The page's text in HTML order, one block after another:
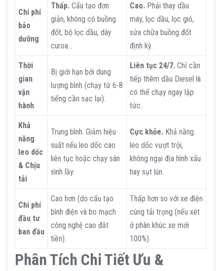
Chi phí
bảo
dưỡng
Thấp. Cấu tạo đơn
giản, không có buồng
đốt, bộ lọc dầu, dây
curoa...
Cao. Phải thay dầu
máy, lọc dầu, lọc gió,
sửa chữa buồng đốt
định kỳ.
Thời
gian
vận
hành
Bị giới hạn bởi dung
lượng bình (chạy từ 6-8
tiếng cần sạc lại).
Liên tục 24/7. Chỉ cần
tiếp thêm dầu Diesel là
có thể chạy ngay lập
tức.
Khả
năng
leo dốc
& Chịu
tải
Trung bình. Giảm hiệu
suất nếu leo dốc cao
liên tục hoặc chạy sân
sình lầy.
Cực khỏe. Khả năng
leo dốc vượt trội,
không ngại địa hình xấu
hay sụt lún.
Chi phí
đầu tư
ban đầu
Cao hơn (do cấu tạo
bình điện và bo mạch
công nghệ cao đắt
tiền).
Thấp hơn so với xe điện
cùng tải trọng (nếu xét
ở phân khúc xe mới
100%).
Phân Tích Chi Tiết Ưu &